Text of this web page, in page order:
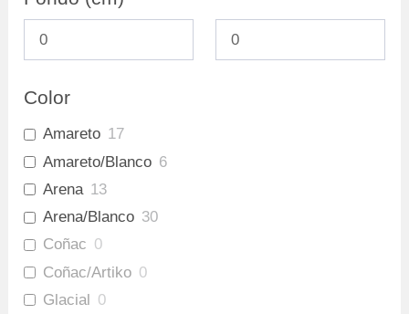
Color
Amareto 17
Amareto/Blanco 6
Arena 13
Arena/Blanco 30
Coñac 0
Coñac/Artiko 0
Glacial 0